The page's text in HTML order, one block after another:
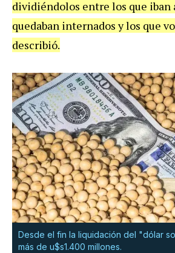
dividiéndolos entre los que iban
quedaban internados y los que
describió.
Desde el fin la liquidación del "dólar
más de u$s1.400 millones.